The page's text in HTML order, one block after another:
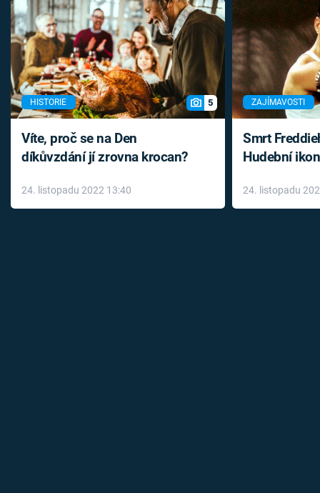
HISTORIE 5
Víte, proč se na Den
díkůvzdání jí zrovna krocan?
24. listopadu 2022 13:40
ZAJÍMAVOSTI
Smrt
Hudební
léky
24. listopadu